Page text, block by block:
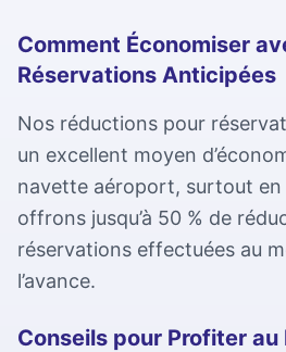
Aéroport de
Services pour
Aéroport de
Services pour
Conseils de voyage
saviez pas avoir besoin.
Location d'autocars
Nous louons également nos
Politique de confidentialité
Politique de cookies
Informations sur notre politique de
Aide pour les réservations
Contactez notre équipe de service
avec votre réservation.
Comment Économiser
Réservations Anticipées
Nos réductions pour
un excellent moyen
navette aéroport, surtout en
offrons jusqu’à 50 % de
réservations effectuées au
l’avance.
Conseils pour Profiter au